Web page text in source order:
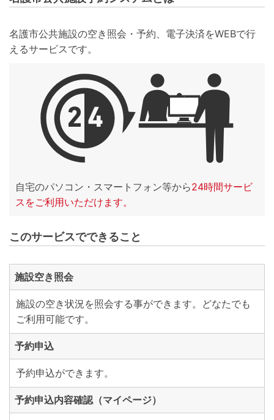
名護市公共施設の空き照会・予約、電子決済をWEBで行
えるサービスです。
自宅のパソコン・スマートフォン等から24時間サービ
スをご利用いただけます。
このサービスでできること
施設空き照会
施設の空き状況を照会する事ができます。どなたでも
ご利用可能です。
予約申込
予約申込ができます。
予約申込内容確認（マイページ）